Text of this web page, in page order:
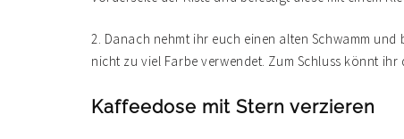
2. Danach nehmt ihr euch einen alten Schwamm
nicht zu viel Farbe verwendet. Zum Schluss könnt
Kaffeedose mit Stern verzieren